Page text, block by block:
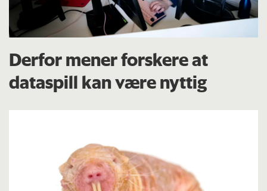
Derfor mener forskere at
dataspill kan være nyttig